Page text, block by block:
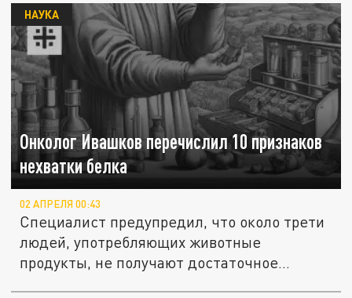
Онколог Ивашков перечислил 10 признаков
нехватки белка
НАУКА
02 АПРЕЛЯ 00:43
Специалист предупредил, что около трети
людей, употребляющих животные
продукты, не получают достаточное...